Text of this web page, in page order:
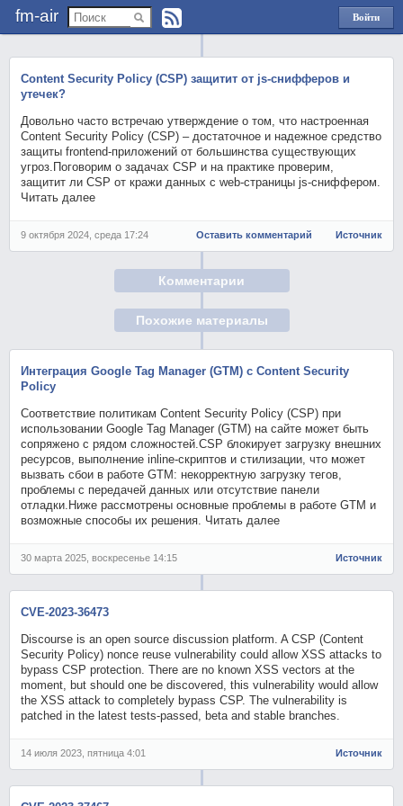
fm-air
Войти
через
Content Security Policy (CSP) защитит от js-снифферов и
утечек?
Довольно часто встречаю утверждение о том, что настроенная
Content Security Policy (CSP) – достаточное и надежное средство
защиты frontend-приложений от большинства существующих
угроз.Поговорим о задачах CSP и на практике проверим,
защитит ли CSP от кражи данных с web-страницы js-сниффером.
Читать далее
9 октября 2024, среда 17:24 Оставить комментарий Источник
Комментарии
Похожие материалы
Интеграция Google Tag Manager (GTM) с Content Security
Policy
Соответствие политикам Content Security Policy (CSP) при
использовании Google Tag Manager (GTM) на сайте может быть
сопряжено с рядом сложностей.CSP блокирует загрузку внешних
ресурсов, выполнение inline-скриптов и стилизации, что может
вызвать сбои в работе GTM: некорректную загрузку тегов,
проблемы с передачей данных или отсутствие панели
отладки.Ниже рассмотрены основные проблемы в работе GTM и
возможные способы их решения. Читать далее
30 марта 2025, воскресенье 14:15 Источник
CVE-2023-36473
Discourse is an open source discussion platform. A CSP (Content
Security Policy) nonce reuse vulnerability could allow XSS attacks to
bypass CSP protection. There are no known XSS vectors at the
moment, but should one be discovered, this vulnerability would allow
the XSS attack to completely bypass CSP. The vulnerability is
patched in the latest tests-passed, beta and stable branches.
14 июля 2023, пятница 4:01 Источник